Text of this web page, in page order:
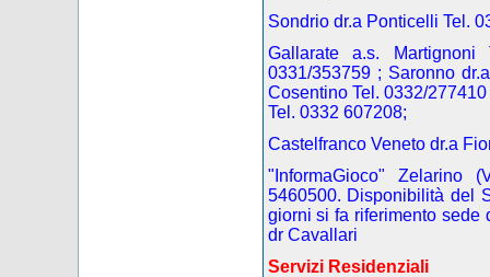
Sondrio dr.a Ponticelli Tel.
Gallarate a.s.
0331/353759 ; Saronno
Cosentino Tel. 0332/
Tel. 0332 607208;
Castelfranco Veneto dr.a
"InformaGioco"
Zelarino
5460500. Disponibilità del
giorni si fa riferimento sede
dr Cavallari
Servizi Residenziali